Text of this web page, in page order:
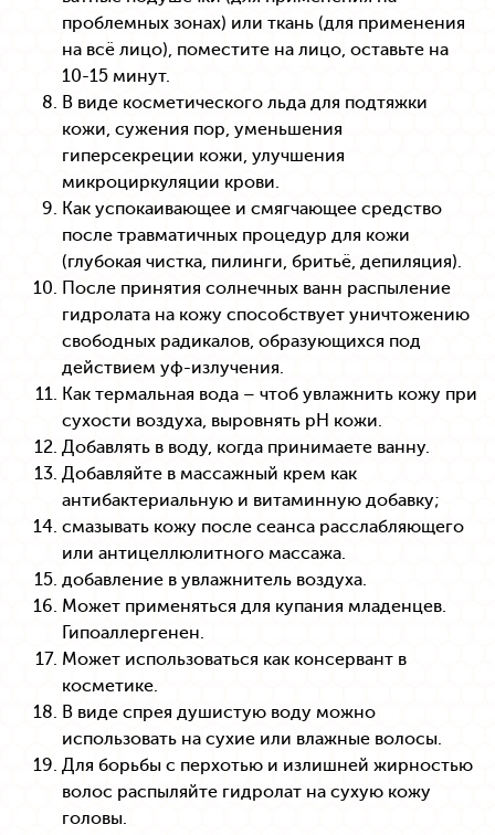
проблемных зонах) или ткань (для применения
на всё лицо), поместите на лицо, оставьте на
10-15 минут.
В виде косметического льда для подтяжки
кожи, сужения пор, уменьшения
гиперсекреции кожи, улучшения
микроциркуляции крови.
Как успокаивающее и смягчающее средство
после травматичных процедур для кожи
(глубокая чистка, пилинги, бритьё, депиляция).
После принятия солнечных ванн распыление
гидролата на кожу способствует уничтожению
свободных радикалов, образующихся под
действием уф-излучения.
Как термальная вода – чтоб увлажнить кожу при
сухости воздуха, выровнять рН кожи.
Добавлять в воду, когда принимаете ванну.
Добавляйте в массажный крем как
антибактериальную и витаминную добавку;
смазывать кожу после сеанса расслабляющего
или антицеллюлитного массажа.
добавление в увлажнитель воздуха.
Может применяться для купания младенцев.
Гипоаллергенен.
Может использоваться как консервант в
косметике.
В виде спрея душистую воду можно
использовать на сухие или влажные волосы.
Для борьбы с перхотью и излишней жирностью
волос распыляйте гидролат на сухую кожу
головы.